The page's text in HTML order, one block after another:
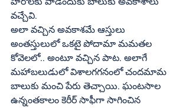
వచ్చేవి.
అలా వచ్చిన అవకాశమే ఆస్తులు
అంతస్తులులో ఒకటై పోదామా మమతల
కోవెలలో.. అంటూ వచ్చిన పాట. అలాగే
మహాబలుడులో విశాలగగనంలో చందమామ
బాలుకు మంచి పేరు తెచ్చాయి. ఘంటసాల
ఉన్నంతకాలం కెరీర్‌ సాఫీగా సాగించిన